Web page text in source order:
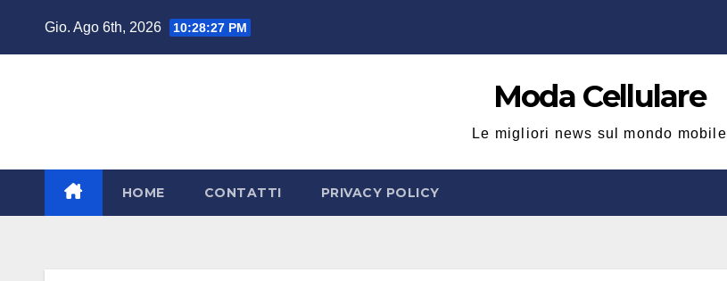
Gio. Ago 6th, 2026 10:28:27 PM
Moda Cellulare
Le migliori news sul mondo mobile
HOME CONTATTI PRIVACY POLICY